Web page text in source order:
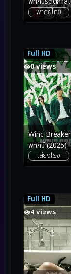
ต้าเฟิ่งภาคพิเศ
พากย์ไทย
Full HD
6.5
0 views
6.5
Wind
พิทักษ์ (2025)
เสียงโรง
Full HD
7.0
4 views
7.0